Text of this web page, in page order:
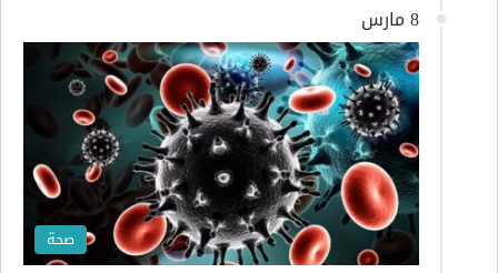
8 مارس
صحة